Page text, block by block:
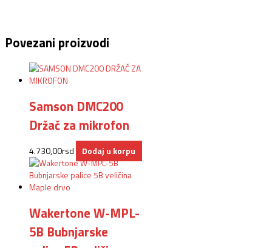
Povezani proizvodi
Samson DMC200
Držač za mikrofon
4.730,00rsd Dodaj u korpu
Wakertone W-MPL-
5B Bubnjarske